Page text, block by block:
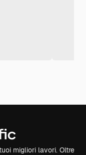
migliori lavori. Oltre